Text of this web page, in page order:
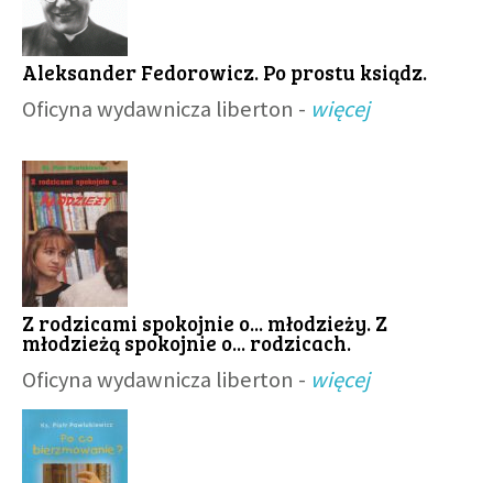
Aleksander Fedorowicz. Po prostu ksiądz.
Oficyna wydawnicza liberton - więcej
Z rodzicami spokojnie o... młodzieży. Z
młodzieżą spokojnie o... rodzicach.
Oficyna wydawnicza liberton - więcej